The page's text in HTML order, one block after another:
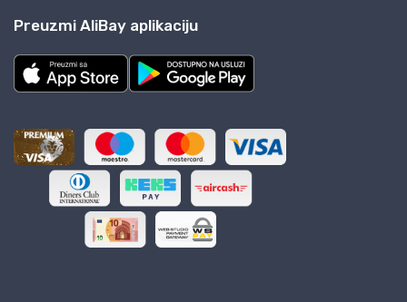
Preuzmi AliBay aplikaciju